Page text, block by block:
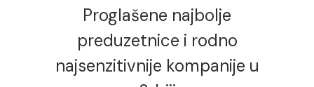
Proglašene najbolje
preduzetnice i rodno
najsenzitivnije kompanije u